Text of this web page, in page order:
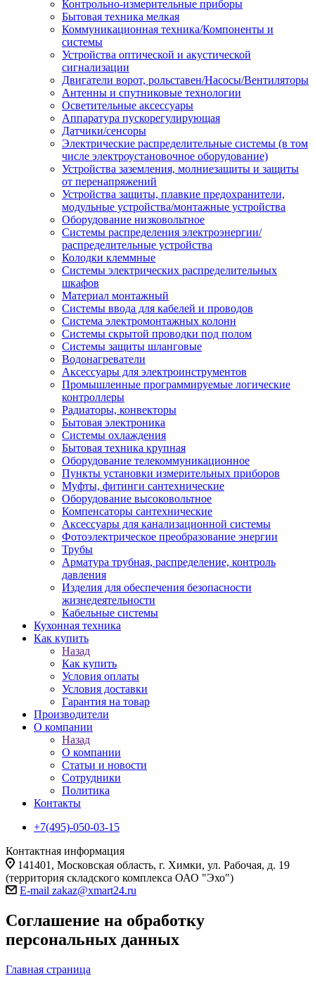
Контрольно-измерительные приборы
Бытовая техника мелкая
Коммуникационная техника/Компоненты и
системы
Устройства оптической и акустической
сигнализации
Двигатели ворот, рольставен/Насосы/Вентиляторы
Антенны и спутниковые технологии
Осветительные аксессуары
Аппаратура пускорегулирующая
Датчики/сенсоры
Электрические распределительные системы (в том
числе электроустановочное оборудование)
Устройства заземления, молниезащиты и защиты
от перенапряжений
Устройства защиты, плавкие предохранители,
модульные устройства/монтажные устройства
Оборудование низковольтное
Системы распределения электроэнергии/
распределительные устройства
Колодки клеммные
Системы электрических распределительных
шкафов
Материал монтажный
Системы ввода для кабелей и проводов
Система электромонтажных колонн
Системы скрытой проводки под полом
Системы защиты шланговые
Водонагреватели
Аксессуары для электроинструментов
Промышленные программируемые логические
контроллеры
Радиаторы, конвекторы
Бытовая электроника
Системы охлаждения
Бытовая техника крупная
Оборудование телекоммуникационное
Пункты установки измерительных приборов
Муфты, фитинги сантехнические
Оборудование высоковольтное
Компенсаторы сантехнические
Аксессуары для канализационной системы
Фотоэлектрическое преобразование энергии
Трубы
Арматура трубная, распределение, контроль
давления
Изделия для обеспечения безопасности
жизнедеятельности
Кабельные системы
Кухонная техника
Как купить
Назад
Как купить
Условия оплаты
Условия доставки
Гарантия на товар
Производители
О компании
Назад
О компании
Статьи и новости
Сотрудники
Политика
Контакты
+7(495)-050-03-15
Контактная информация
141401, Московская область, г. Химки, ул. Рабочая, д. 19
(территория складского комплекса ОАО "Эхо")
E-mail zakaz@xmart24.ru
Соглашение на обработку
персональных данных
Главная страница